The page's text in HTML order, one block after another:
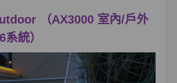
（AX3000 室內/戶外
統）